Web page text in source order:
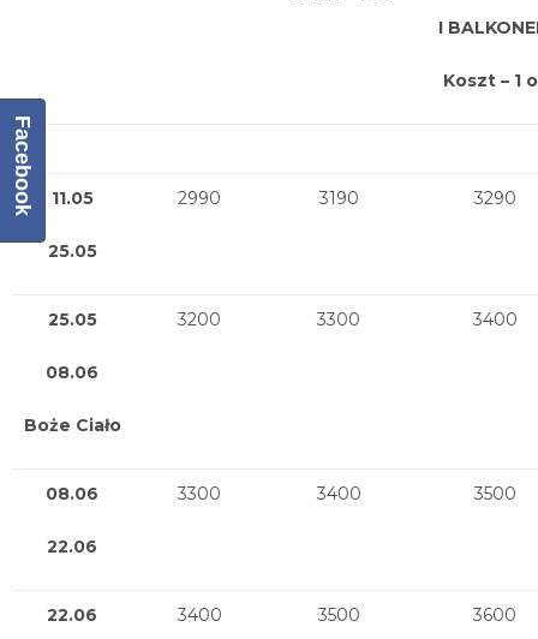
I
Koszt – 1
11.05
25.05
2990 3190 3290
25.05
08.06
Boże Ciało
3200 3300 3400
08.06
22.06
3300 3400 3500
22.06 3400 3500 3600
Facebook